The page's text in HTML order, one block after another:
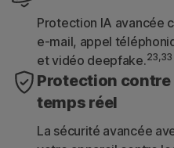
Protection IA avancée
e-mail, appel
et vidéo deepfake.23,33
Protection contre
temps réel
La sécurité avancée